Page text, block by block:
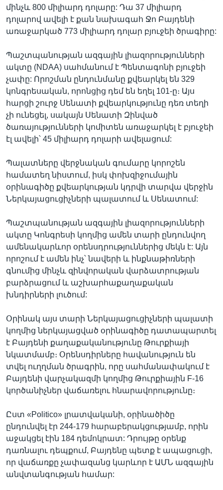
մինչև 800 միլիարդ դոլարը: Դա 37 միլիարդ
դոլարով ավելի է քան նախագահ Ջո Բայդենի
առաջարկած 773 միլիարդ դոլար բյուջեի ծրագիրը:
Պաշտպանության ազգային լիազորությունների
ակտը (NDAA) սահմանում է Պենտագոնի բյուջեի
չափը: Որոշման ընդունմանը քվեարկել են 329
կոնգրեսական, որոնցից դեմ են եղել 101-ը։ Այս
հարցի շուրջ Սենատի քվեարկությունը դեռ տեղի
չի ունեցել, սակայն Սենատի Զինված
ծառայությունների կոմիտեն առաջարկել է բյուջեի
էլ ավելի՝ 45 միլիարդ դոլարի ավելացում:
Պալատները վերջնական գումարը կորոշեն
համատեղ նիստում, իսկ փոխզիջումային
օրինագիծը քվեարկության կդրվի տարվա վերջին
Ներկայացուցիչների պալատում և Սենատում:
Պաշտպանության ազգային լիազորությունների
ակտը Կոնգրեսի կողմից ամեն տարի ընդունվող
ամենակարևոր օրենսդրություններից մեկն է: Այն
որոշում է ամեն ինչ՝ նավերի և ինքնաթիռների
գնումից մինչև զինվորական վարձատրության
բարձրացում և աշխարհաքաղաքական
խնդիրների լուծում:
Օրինակ այս տարի Ներկայացուցիչների պալատի
կողմից ներկայացված օրինագիծը դատապարտել
է Բայդենի քաղաքականությունը Թուրքիայի
նկատմամբ։ Օրենսդիրները հավանություն են
տվել ուղղման ծրագրին, որը սահմանափակում է
Բայդենի վարչակազմի կողմից Թուրքիային F-16
կործանիչներ վաճառելու հնարավորությունը։
Ըստ «Politico» լրատվականի, օրինածիծը
ընդունվել էր 244-179 հարաբերակցությամբ, որին
աջակցել էին 184 դեմոկրատ: Դրույթը օրենք
դառնալու դեպքում, Բայդենը պետք է ապացուցի,
որ վաճառքը չափազանց կարևոր է ԱՄՆ ազգային
անվտանգության համար: